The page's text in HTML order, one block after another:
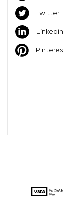
Twitter
Linkedin